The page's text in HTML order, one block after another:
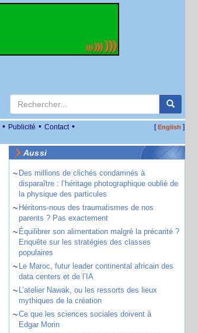
• Publicité • Contact • [English ]
Aussi
~ Des millions de clichés condamnés à
disparaître : l’héritage photographique oublié de
la physique des particules
~ Héritons-nous des traumatismes de nos
parents ? Pas exactement
~ Équilibrer son alimentation malgré la précarité ?
Enquête sur les stratégies des classes
populaires
~ Le Maroc, futur leader continental africain des
data centers et de l’IA
~ L’atelier Nawak, ou les ressorts des lieux
mythiques de la création
~Ce que les sciences sociales doivent à
Edgar Morin